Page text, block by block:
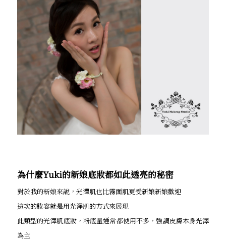
為什麼Yuki的新娘底妝都如此透亮的秘密
對於我的新娘來說，光澤肌也比霧面肌更受新娘新娘歡迎
這次的妝容就是用光澤肌的方式來展現
此類型的光澤肌底妝，粉底量通常都使用不多，強調皮膚本身光澤
為主